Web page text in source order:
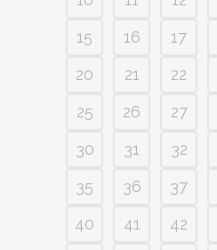
15
16 17
20
21 22
25
26 27
30
31 32
35
36 37
40
41 42